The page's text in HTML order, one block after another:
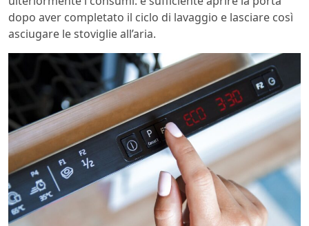
dopo aver completato il ciclo di lavaggio e lasciare così
asciugare le stoviglie all’aria.